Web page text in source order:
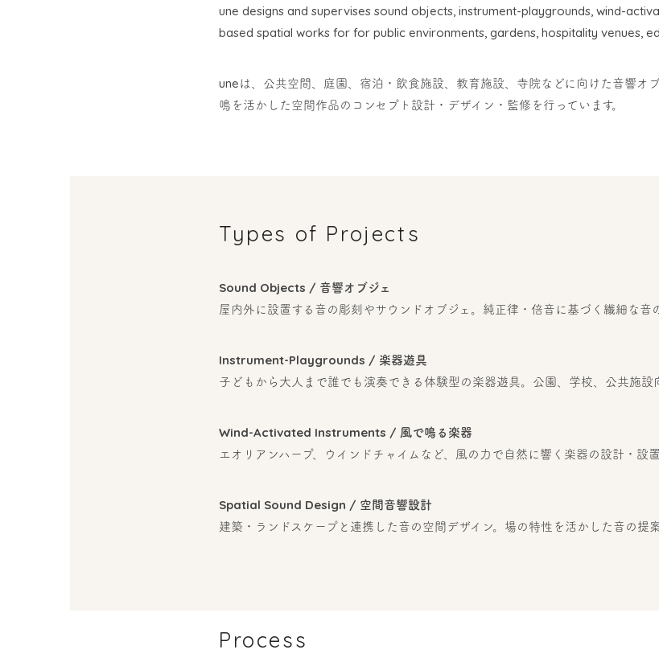
une designs and supervises sound objects, instrument-playgrounds, wind-
based spatial works for for public environments, gardens, hospitality venues,
uneは、公共空間、庭園、宿泊・飲食施設、教育施設、寺院などに向けた音響オ
鳴を活かした空間作品のコンセプト設計・デザイン・監修を行っています。
Types of Projects
Sound Objects / 音響オブジェ
屋内外に設置する音の彫刻やサウンドオブジェ。純正律・倍音に基づく繊細な音
Instrument-Playgrounds / 楽器遊具
子どもから大人まで誰でも演奏できる体験型の楽器遊具。公園、学校、公共施設
Wind-Activated Instruments / 風で鳴る楽器
エオリアンハープ、ウインドチャイムなど、風の力で自然に響く楽器の設計・設置
Spatial Sound Design / 空間音響設計
建築・ランドスケープと連携した音の空間デザイン。場の特性を活かした音の提案
Process